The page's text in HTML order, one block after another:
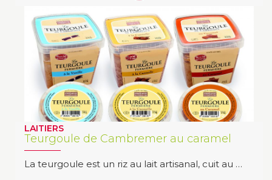
LAITIERS
Teurgoule de Cambremer au caramel
La teurgoule est un riz au lait artisanal, cuit au …